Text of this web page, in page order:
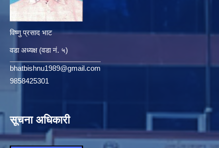
विष्णु प्रसाद भाट
वडा अध्यक्ष (वडा नं. ५)
bhatbishnu1989@gmail.com
9858425301
सूचना अधिकारी